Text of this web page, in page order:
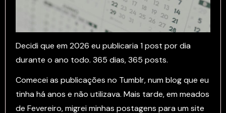
Decidi que em 2026 eu publicaria 1 post por dia
durante o ano todo. 365 dias, 365 posts.
Comecei as publicações no Tumblr, num blog que eu
tinha há anos e não utilizava. Mais tarde, em meados
de Fevereiro, migrei minhas postagens para um site